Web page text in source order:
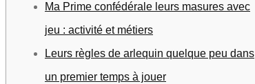
Ma Prime confédérale leurs masures avec
jeu : activité et métiers
Leurs règles de arlequin quelque peu dans
un premier temps à jouer